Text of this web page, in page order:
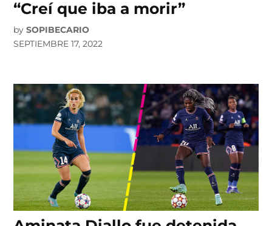
“Creí que iba a morir”
by SOPIBECARIO
SEPTIEMBRE 17, 2022